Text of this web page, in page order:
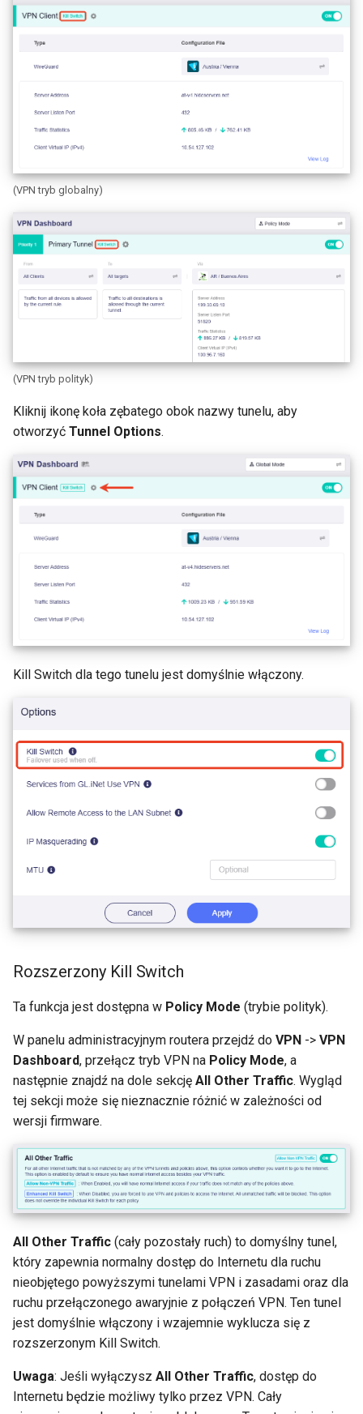
GL-S1300 (Convexa-S)
GL-MV1000 (Brume)
(VPN tryb globalny)
(VPN tryb polityk)
Kliknij ikonę koła zębatego obok nazwy tunelu, aby
otworzyć Tunnel Options.
Kill Switch dla tego tunelu jest domyślnie włączony.
Rozszerzony Kill Switch
Ta funkcja jest dostępna w Policy Mode (trybie polityk).
W panelu administracyjnym routera przejdź do VPN -> VPN
Dashboard, przełącz tryb VPN na Policy Mode, a
następnie znajdź na dole sekcję All Other Traffic. Wygląd
tej sekcji może się nieznacznie różnić w zależności od
wersji firmware.
All Other Traffic (cały pozostały ruch) to domyślny tunel,
który zapewnia normalny dostęp do Internetu dla ruchu
nieobjętego powyższymi tunelami VPN i zasadami oraz dla
ruchu przełączonego awaryjnie z połączeń VPN. Ten tunel
jest domyślnie włączony i wzajemnie wyklucza się z
rozszerzonym Kill Switch.
Uwaga: Jeśli wyłączysz All Other Traffic, dostęp do
Internetu będzie możliwy tylko przez VPN. Cały